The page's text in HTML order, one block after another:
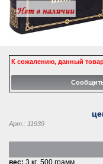
К сожалению, данный товар
Арт.: 11939
вес: 3 кг 500 грамм